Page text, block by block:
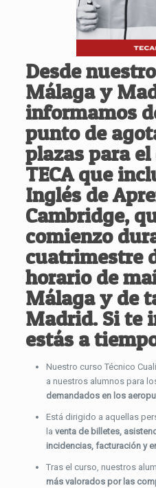
Desde
Málaga y
informamos
punto de
plazas para el
TECAque
Inglés de
Cambridge,
comienzo
cuatrimestre
horario de
Málaga y de
Madrid. Si te
estás a
Nuestro curso Técnico
a nuestros alumnos para
demandados en los
Está dirigido a aquellas
la venta de billetes,
incidencias, facturación y
Tras el curso, nuestros
más valorados por las